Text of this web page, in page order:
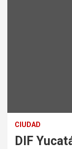
CIUDAD
DIF